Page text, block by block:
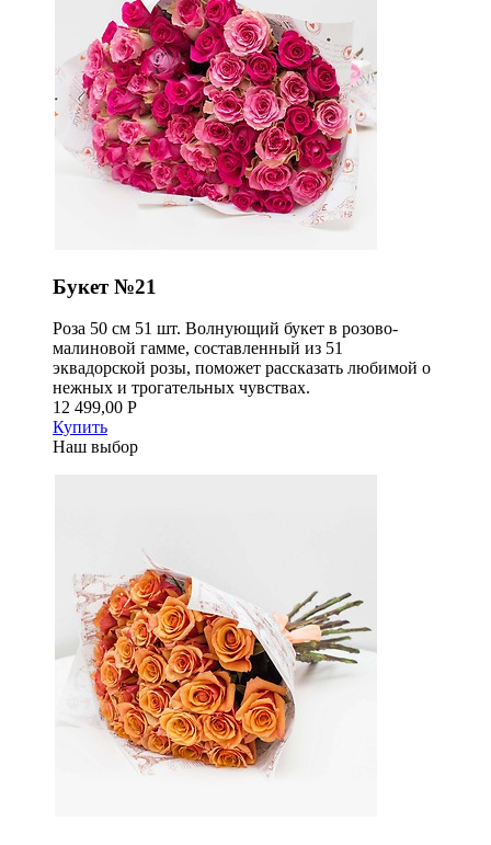
Букет №21
Роза 50 см 51 шт. Волнующий букет в розово-
малиновой гамме, составленный из 51
эквадорской розы, поможет рассказать любимой о
нежных и трогательных чувствах.
12 499,00 Р
Купить
Наш выбор